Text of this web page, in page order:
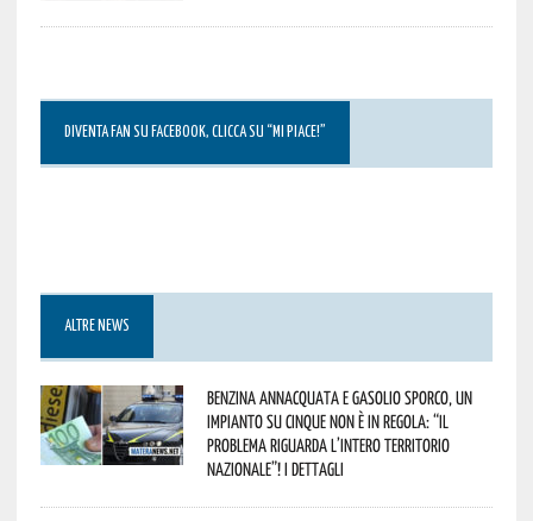
DIVENTA FAN SU FACEBOOK, CLICCA SU “MI PIACE!”
ALTRE NEWS
Benzina annacquata e gasolio sporco, un
impianto su cinque non è in regola: “il
problema riguarda l’intero territorio
Nazionale”! I dettagli